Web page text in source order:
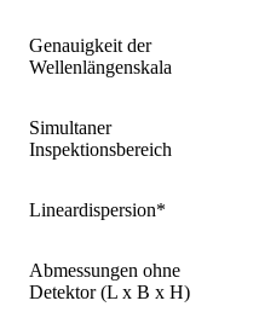
Genauigkeit der
Wellenlängenskala
Simultaner
Inspektionsbereich
Lineardispersion*
Abmessungen ohne
Detektor (L x B x H)